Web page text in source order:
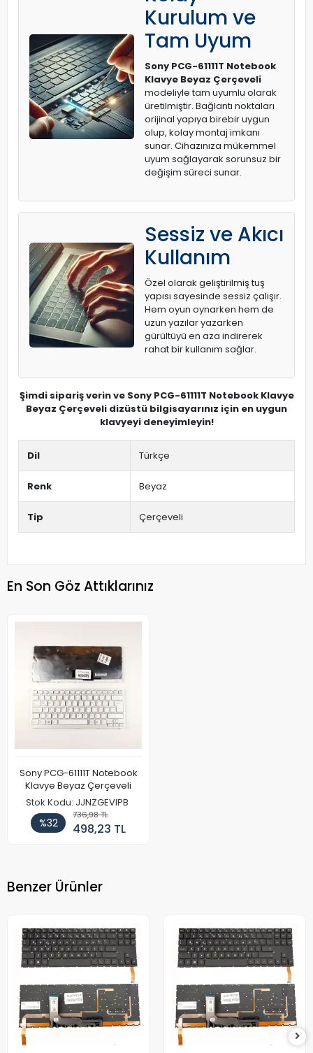
Kurulum ve
Tam Uyum
Sony PCG-61111T Notebook
Klavye Beyaz Çerçeveli
modeliyle tam uyumlu olarak
üretilmiştir. Bağlantı noktaları
orijinal yapıya birebir uygun
olup, kolay montaj imkanı
sunar. Cihazınıza mükemmel
uyum sağlayarak sorunsuz bir
değişim süreci sunar.
Sessiz ve Akıcı
Kullanım
Özel olarak geliştirilmiş tuş
yapısı sayesinde sessiz çalışır.
Hem oyun oynarken hem de
uzun yazılar yazarken
gürültüyü en aza indirerek
rahat bir kullanım sağlar.
Şimdi sipariş verin ve Sony PCG-61111T Notebook Klavye
Beyaz Çerçeveli dizüstü bilgisayarınız için en uygun
klavyeyi deneyimleyin!
Dil Türkçe
Renk Beyaz
Tip Çerçeveli
En Son Göz Attıklarınız
Sony PCG-61111T Notebook
Klavye Beyaz Çerçeveli
Stok Kodu: JJNZGEVIPB
%32
736,98 TL
498,23 TL
Benzer Ürünler